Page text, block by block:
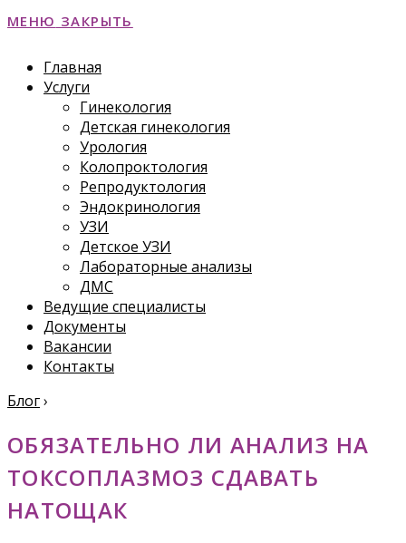
МЕНЮ ЗАКРЫТЬ
Главная
Услуги
Гинекология
Детская гинекология
Урология
Колопроктология
Репродуктология
Эндокринология
УЗИ
Детское УЗИ
Лабораторные анализы
ДМС
Ведущие специалисты
Документы
Вакансии
Контакты
Блог›
ОБЯЗАТЕЛЬНО ЛИ АНАЛИЗ НА
ТОКСОПЛАЗМОЗ СДАВАТЬ
НАТОЩАК